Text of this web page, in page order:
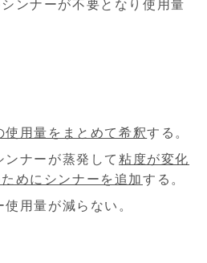
ンナーが不要となり使用量
使用量をまとめて希釈する。
ナーが蒸発して 粘度が変化
めにシンナーを追加する。
用量が減らない。